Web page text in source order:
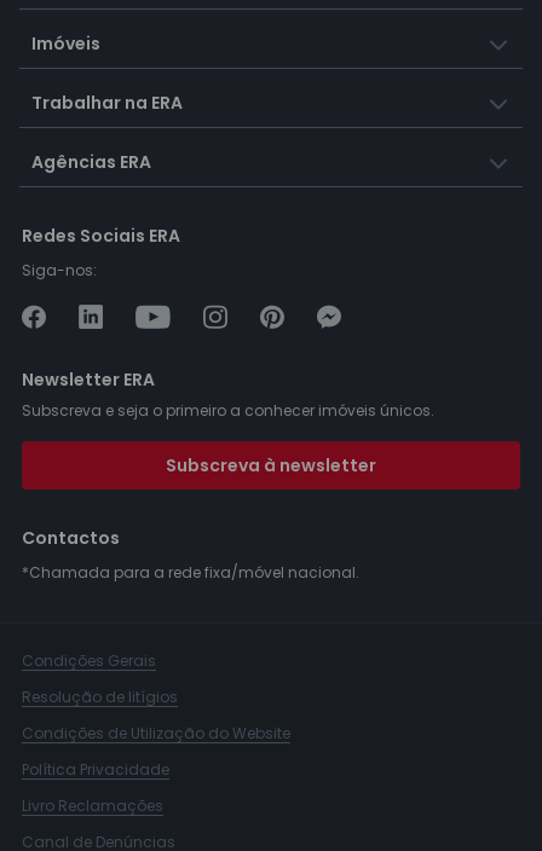
Imóveis
Trabalhar na ERA
Agências ERA
Redes Sociais ERA
Siga-nos:
Newsletter ERA
Subscreva e seja o primeiro a conhecer imóveis únicos.
Subscreva à newsletter
Contactos
*Chamada para a rede fixa/móvel nacional.
Condições Gerais
Resolução de litígios
Condições de Utilização do Website
Política Privacidade
Livro Reclamações
Canal de Denúncias